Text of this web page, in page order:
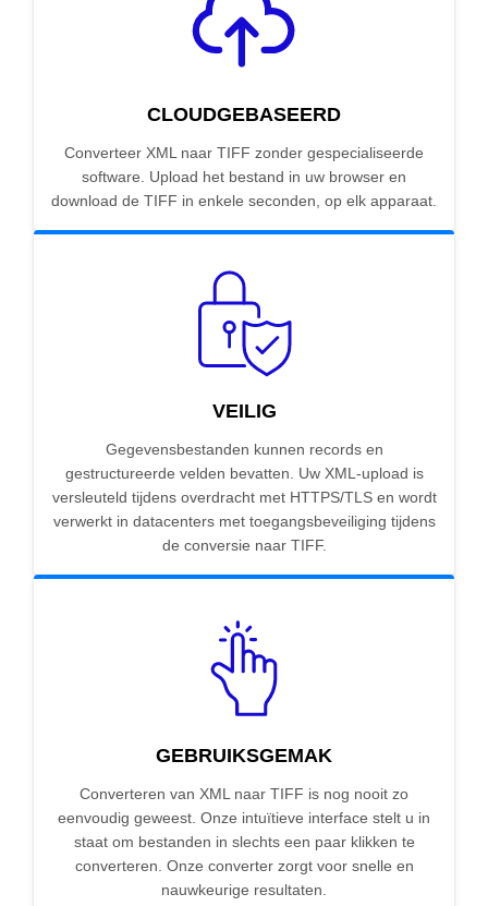
CLOUDGEBASEERD
Converteer XML naar TIFF zonder gespecialiseerde
software. Upload het bestand in uw browser en
download de TIFF in enkele seconden, op elk apparaat.
VEILIG
Gegevensbestanden kunnen records en
gestructureerde velden bevatten. Uw XML-upload is
versleuteld tijdens overdracht met HTTPS/TLS en wordt
verwerkt in datacenters met toegangsbeveiliging tijdens
de conversie naar TIFF.
GEBRUIKSGEMAK
Converteren van XML naar TIFF is nog nooit zo
eenvoudig geweest. Onze intuïtieve interface stelt u in
staat om bestanden in slechts een paar klikken te
converteren. Onze converter zorgt voor snelle en
nauwkeurige resultaten.